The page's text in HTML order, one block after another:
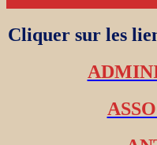
Cliquer sur les